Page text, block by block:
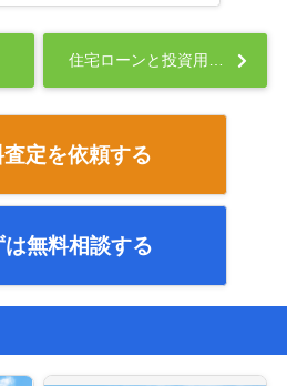
住宅ローンと投資用ローン、審査基準や金利の違いとは？ローンの基礎知識...
定を依頼する
は無料相談する